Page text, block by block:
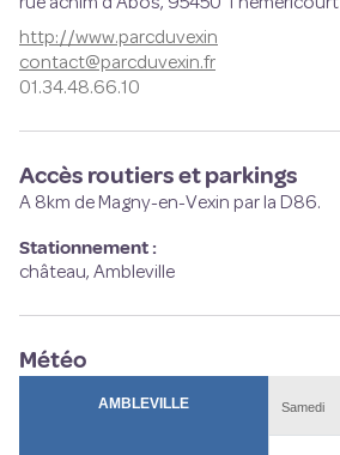
http://www.parcduvexin
contact@parcduvexin.fr
01.34.48.66.10
Accès routiers et parkings
A 8km de Magny-en-Vexin par la D86.
Stationnement :
château, Ambleville
Météo